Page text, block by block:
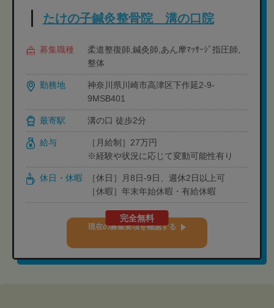
たけの子鍼灸整骨院 溝の口院
募集職種
柔道整復師,鍼灸師,あん摩ﾏｯｻｰｼﾞ指圧師,
整体
勤務地
神奈川県川崎市高津区下作延2-9-
9MSB401
最寄駅 溝の口 徒歩2分
給与
［月給制］27万円
※経験や状況に応じて変動可能性有り
休日・休暇
［休日］月8日-9日、週休2日以上可
［休暇］年末年始休暇・有給休暇
完全無料
現在の募集要項を確認する